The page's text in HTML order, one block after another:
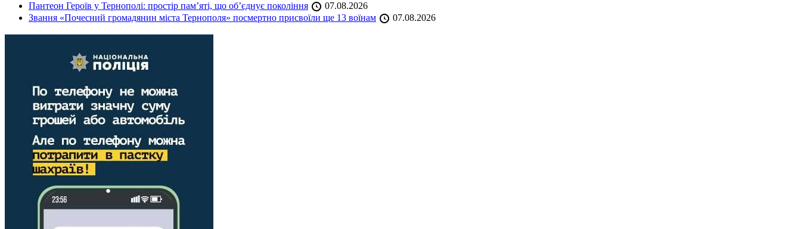
Пантеон Героїв у Тернополі: простір пам’яті, що об’єднує покоління
07.08.2026
Звання «Почесний громадянин міста Тернополя» посмертно присвоїли ще 13 воїнам
07.08.2026